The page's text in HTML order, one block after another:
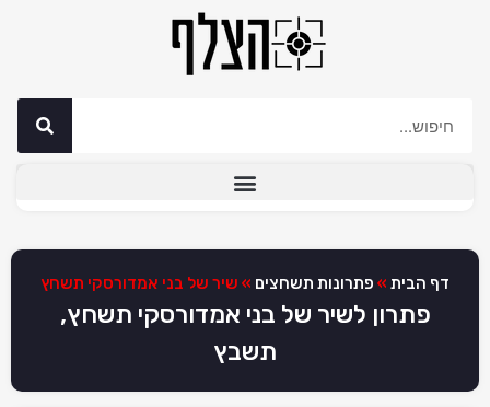
דף הבית » פתרונות תשחצים » שיר של בני אמדורסקי תשחץ
פתרון לשיר של בני אמדורסקי תשחץ,
תשבץ